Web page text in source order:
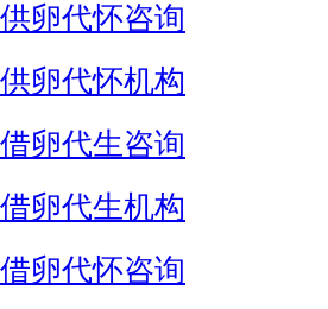
卵代怀咨询
卵代怀机构
卵代生咨询
卵代生机构
卵代怀咨询